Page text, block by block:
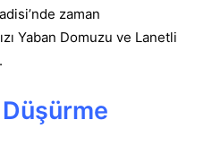
zaman
Yaban Domuzu ve Lanetli
Düşürme